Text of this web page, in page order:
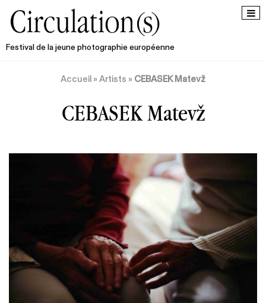
Festival de la jeune photographie européenne
Accueil » Artists » CEBASEK Matevž
CEBASEK Matevž